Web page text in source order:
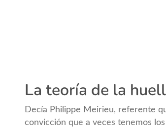
La teoría de la
Decía Philippe Meirieu, referente
convicción que a veces tenemos